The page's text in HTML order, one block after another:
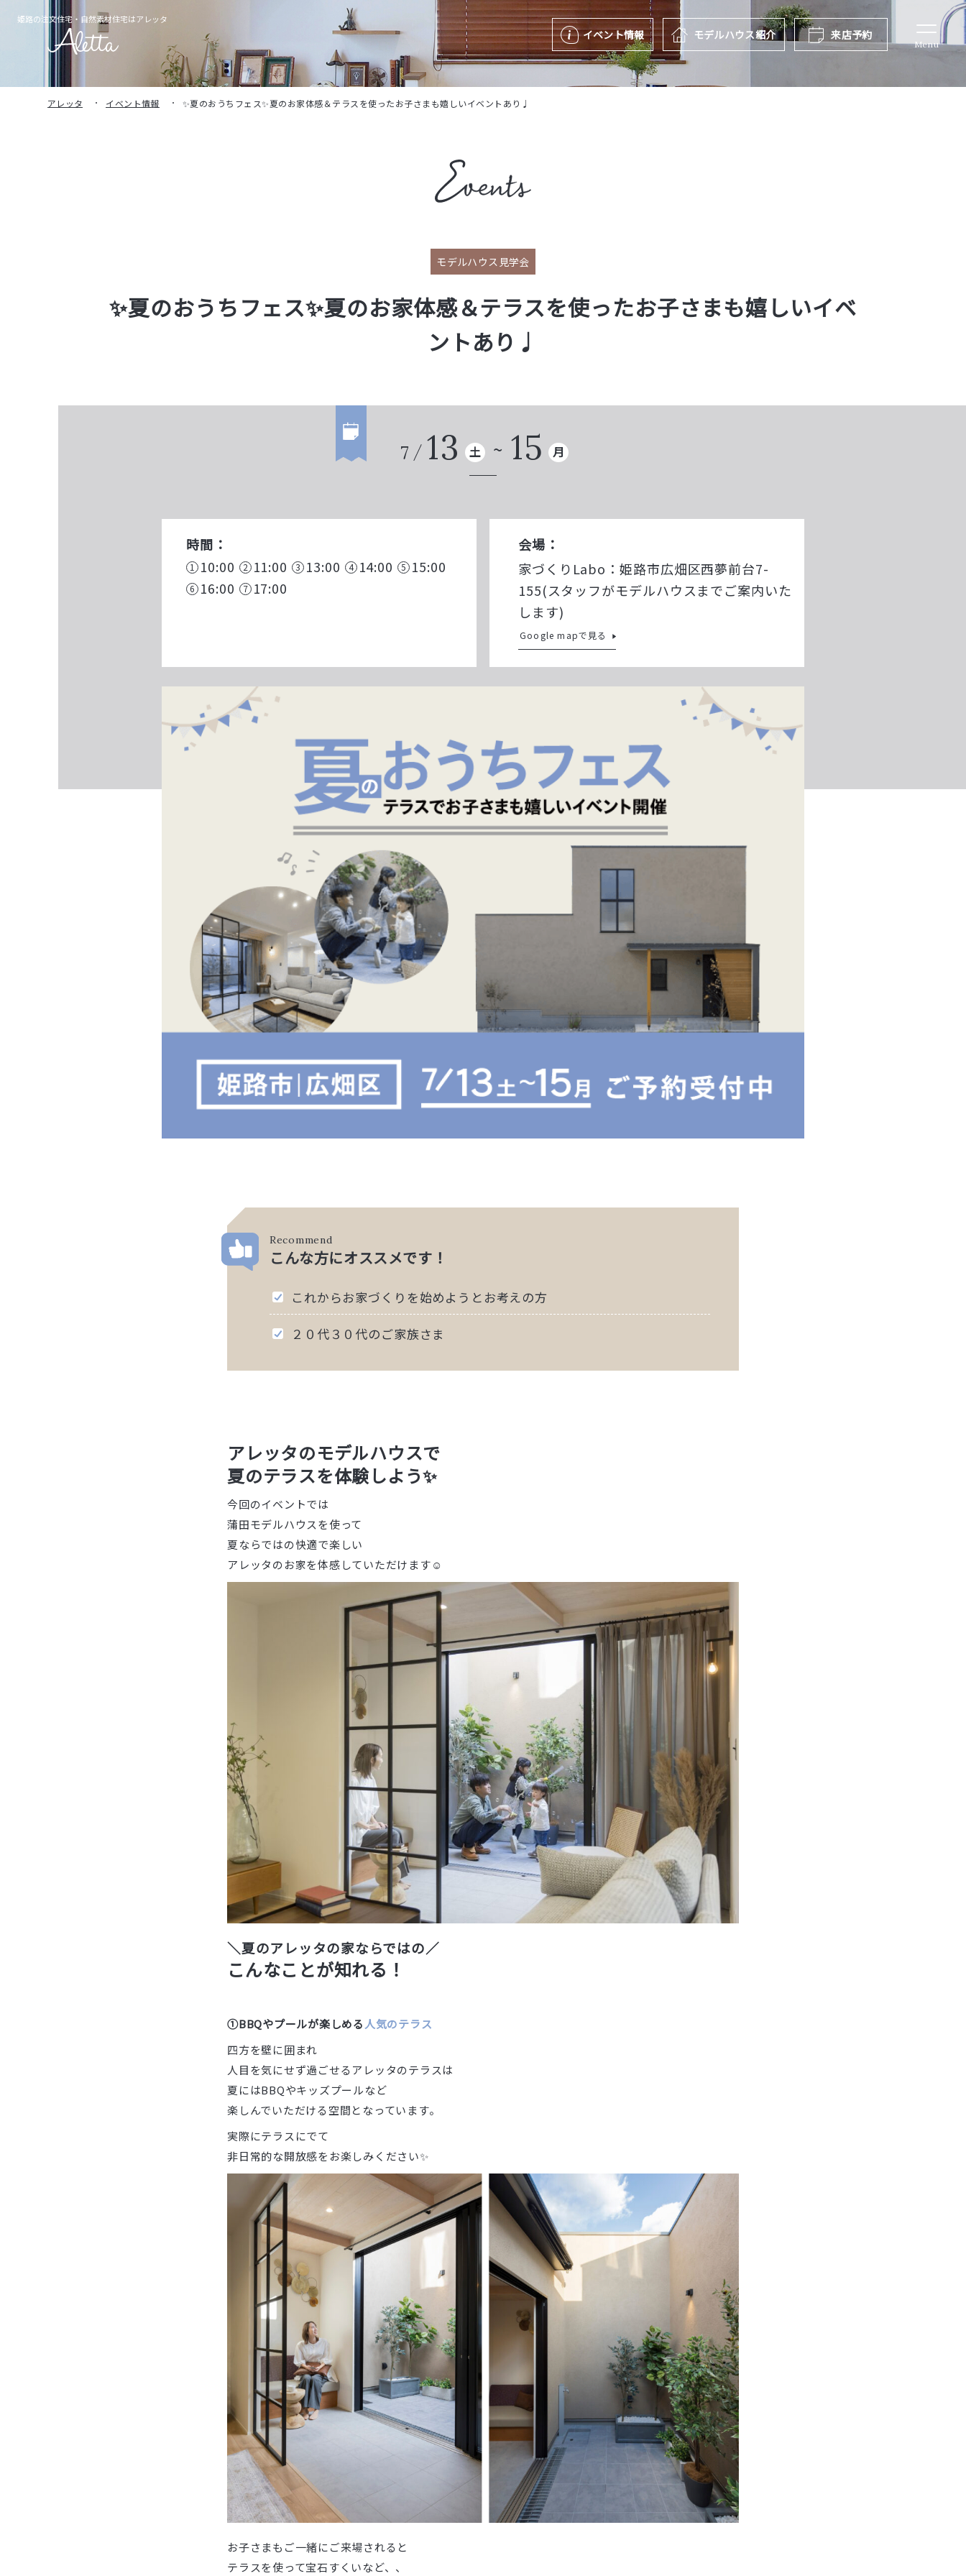
姫路の注文住宅・ 自然素材住宅はアレッタ
イベント情報 モデルハウス紹介 来店予約
Menu
アレッタ イベント情報 ✨夏のおうちフェス✨夏のお家体感＆テラスを使ったお子さまも嬉しいイベントあり♩
モデルハウス見学会
✨夏のおうちフェス✨夏のお家体感＆テラスを使ったお子さまも嬉しいイベ
ントあり♩
7 13 土 15 月
時間：
10:00
11:00 13:00 14:00
15:00
16:00
17:00
会場：
家づくりLabo：姫路市広畑区西夢前台7-
155(スタッフがモデルハウスまでご案内いた
します)
Google mapで見る
Recommend
こんな方にオススメです！
これからお家づくりを始めようとお考えの方
２０代３０代のご家族さま
アレッタのモデルハウスで
夏のテラスを体験しよう✨
今回のイベントでは
蒲田モデルハウスを使って
夏ならではの快適で楽しい
アレッタのお家を体感していただけます☺
＼夏のアレッタの家ならではの／
こんなことが知れる！
①BBQやプールが楽しめる 人気のテラス
四方を壁に囲まれ
人目を気にせず過ごせるアレッタのテラスは
夏にはBBQやキッズプールなど
楽しんでいただける空間となっています。
実際にテラスにでて
非日常的な開放感をお楽しみください✨
お子さまもご一緒にご来場されると
テラスを使って宝石すくいなど、、